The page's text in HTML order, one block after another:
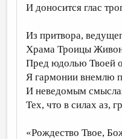
И доносится глас
Из притвора,
Храма Троицы
Пред юдолью Твоей
Я гармонии внемлю
И неведомым
Тех, что в силах аз,
«Рождество Твое,